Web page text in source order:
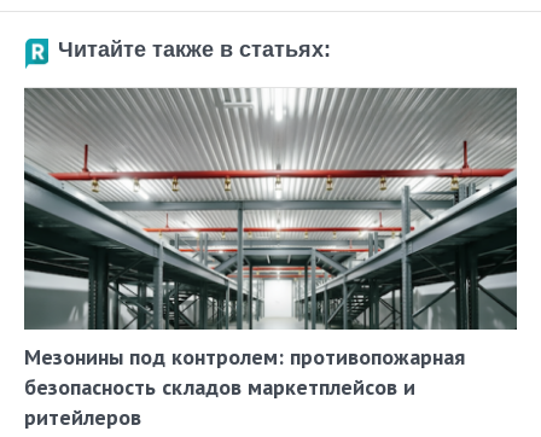
Читайте также в статьях:
Мезонины под контролем: противопожарная
безопасность складов маркетплейсов и
ритейлеров